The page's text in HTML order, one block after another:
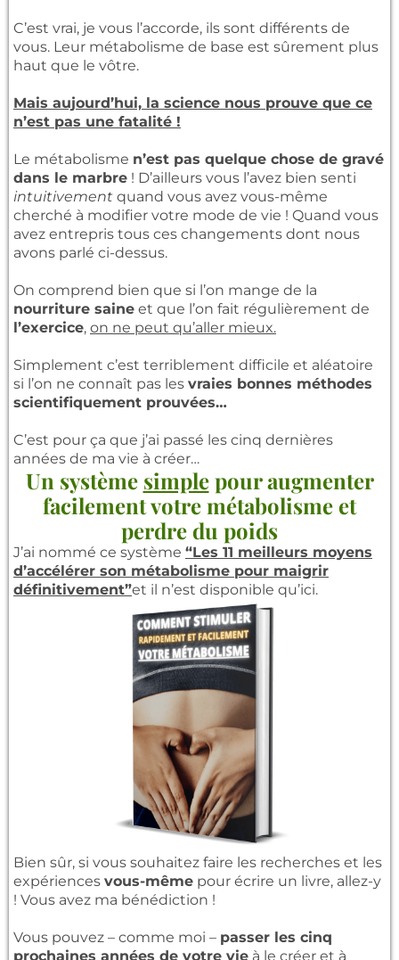
C’est vrai, je vous l’accorde, ils sont différents de
vous. Leur métabolisme de base est sûrement plus
haut que le vôtre.
Mais aujourd’hui, la science nous prouve que ce
n’est pas une fatalité !
Le métabolisme n’est pas quelque chose de gravé
dans le marbre ! D’ailleurs vous l’avez bien senti
intuitivement quand vous avez vous-même
cherché à modifier votre mode de vie ! Quand vous
avez entrepris tous ces changements dont nous
avons parlé ci-dessus.
On comprend bien que si l’on mange de la
nourriture saine et que l’on fait régulièrement de
l’exercice, on ne peut qu’aller mieux.
Simplement c’est terriblement difficile et aléatoire
si l’on ne connaît pas les vraies bonnes méthodes
scientifiquement prouvées…
C’est pour ça que j’ai passé les cinq dernières
années de ma vie à créer…
Un système simplepour augmenter
facilement votre métabolisme et
perdre du poids
J’ai nommé ce système “Les 11 meilleurs moyens
d’accélérer son métabolisme pour maigrir
définitivement”et il n’est disponible qu’ici.
Bien sûr, si vous souhaitez faire les recherches et les
expériences vous-même pour écrire un livre, allez-y
! Vous avez ma bénédiction !
Vous pouvez – comme moi – passer les cinq
prochaines années de votre vie à le créer et à